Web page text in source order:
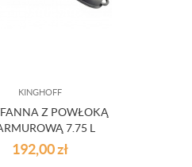
KINGHOFF
Z POWŁOKĄ
7.75 L
KINGHOFF
192,00zł